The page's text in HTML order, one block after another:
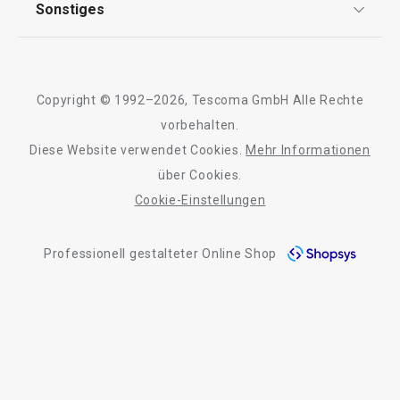
19,90 €
Alle Produkte der Linie FlexiSPACE
Kontaktformular
Qualität
Sonstiges
Barrierefreiheit
Copyright © 1992–2026, Tescoma GmbH Alle Rechte
vorbehalten.
Diese Website verwendet Cookies.
Mehr Informationen
über Cookies.
Cookie-Einstellungen
Professionell gestalteter Online Shop